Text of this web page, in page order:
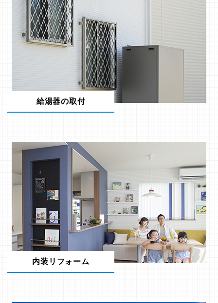
給湯器の取付
内装リフォーム